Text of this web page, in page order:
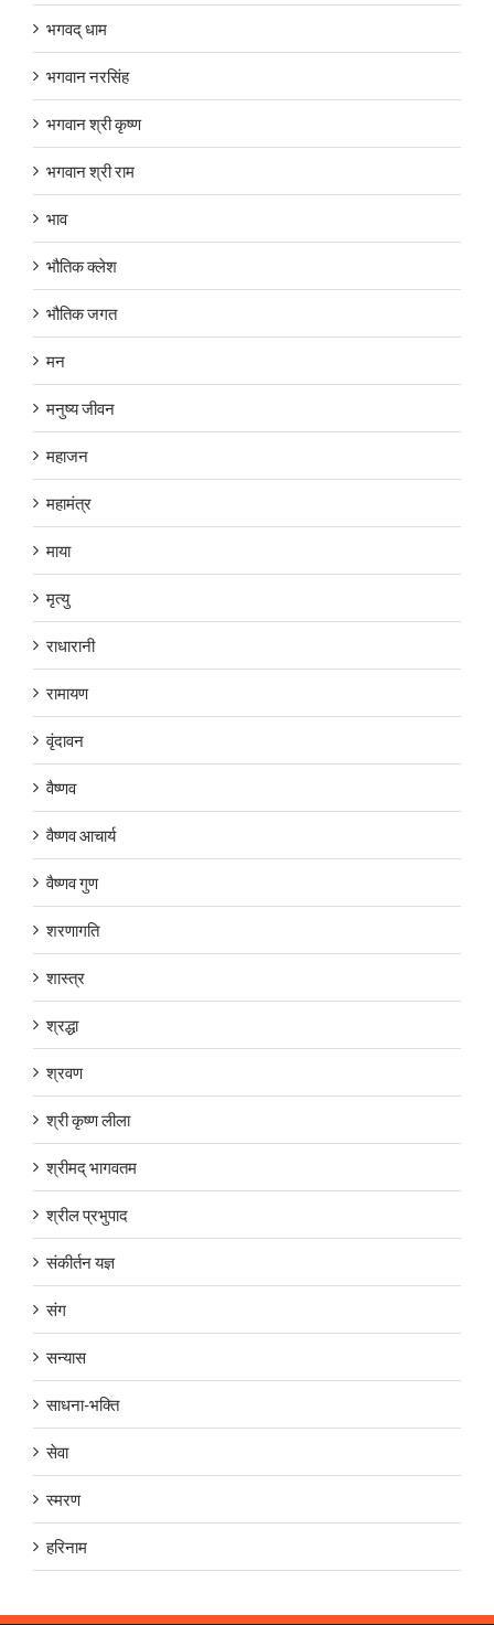
भगवद् धाम
भगवान नरसिंह
भगवान श्री कृष्ण
भगवान श्री राम
भाव
भौतिक क्लेश
भौतिक जगत
मन
मनुष्य जीवन
महाजन
महामंत्र
माया
मृत्यु
राधारानी
रामायण
वृंदावन
वैष्णव
वैष्णव आचार्य
वैष्णव गुण
शरणागति
शास्त्र
श्रद्धा
श्रवण
श्री कृष्ण लीला
श्रीमद् भागवतम
श्रील प्रभुपाद
संकीर्तन यज्ञ
संग
सन्यास
साधना-भक्ति
सेवा
स्मरण
हरिनाम